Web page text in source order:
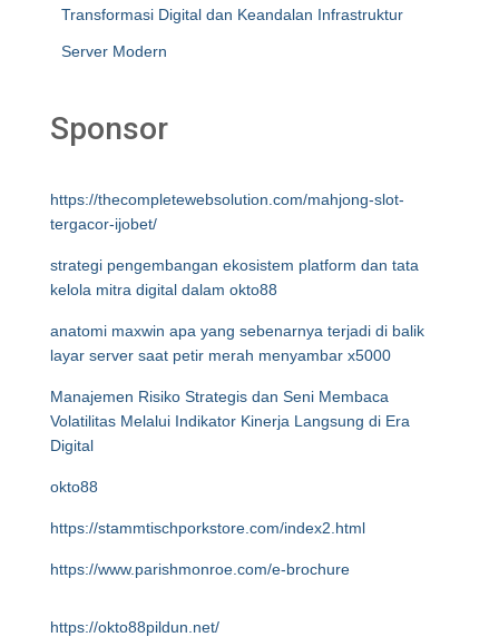
Transformasi Digital dan Keandalan Infrastruktur
Server Modern
Sponsor
https://thecompletewebsolution.com/mahjong-slot-
tergacor-ijobet/
strategi pengembangan ekosistem platform dan tata
kelola mitra digital dalam okto88
anatomi maxwin apa yang sebenarnya terjadi di balik
layar server saat petir merah menyambar x5000
Manajemen Risiko Strategis dan Seni Membaca
Volatilitas Melalui Indikator Kinerja Langsung di Era
Digital
okto88
https://stammtischporkstore.com/index2.html
https://www.parishmonroe.com/e-brochure
https://okto88pildun.net/